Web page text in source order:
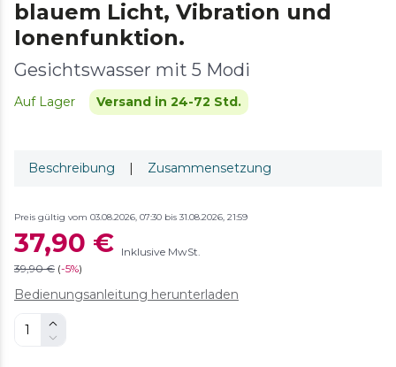
blauem Licht, Vibration und
Ionenfunktion.
Gesichtswasser mit 5 Modi
Auf Lager Versand in 24-72 Std.
Beschreibung | Zusammensetzung
Preis gültig vom 03.08.2026, 07:30 bis 31.08.2026, 21:59
37,90 € Inklusive MwSt.
39,90 € (-5%)
Bedienungsanleitung herunterladen